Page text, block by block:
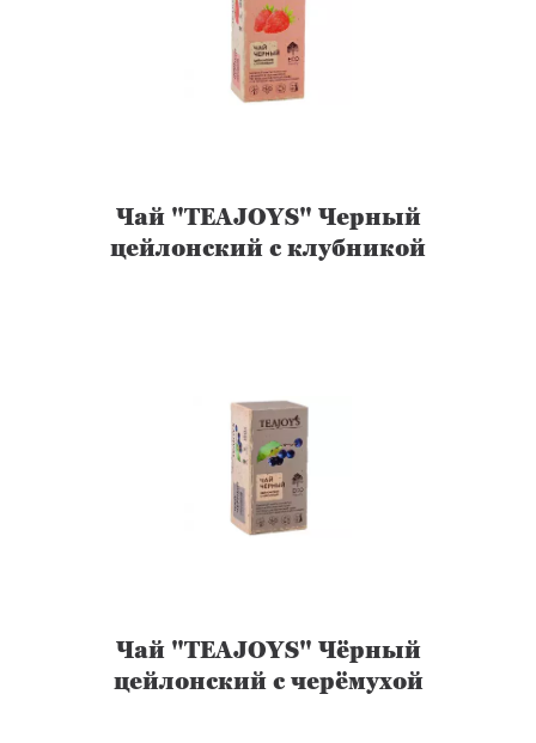
Чай "TEAJOYS" Черный
цейлонский с клубникой
Чай "TEAJOYS" Чёрный
цейлонский с черёмухой